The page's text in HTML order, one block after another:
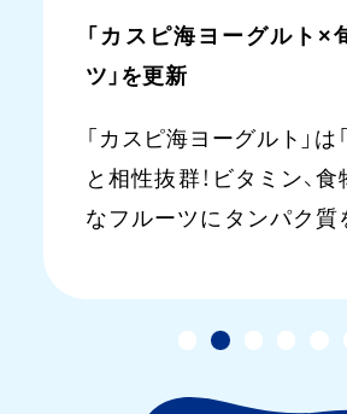
「カスピ海ヨーグルト×
ツ」を更新
「カスピ海ヨーグルト」は
と相性抜群！ビタミン、
なフルーツにタンパク質
ルシウム等のミネラルや
の乳酸菌がカラダの調子